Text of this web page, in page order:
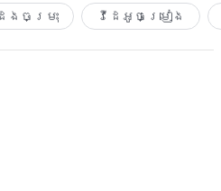
ងចម្រុះ វីដេអូចម្រៀង​